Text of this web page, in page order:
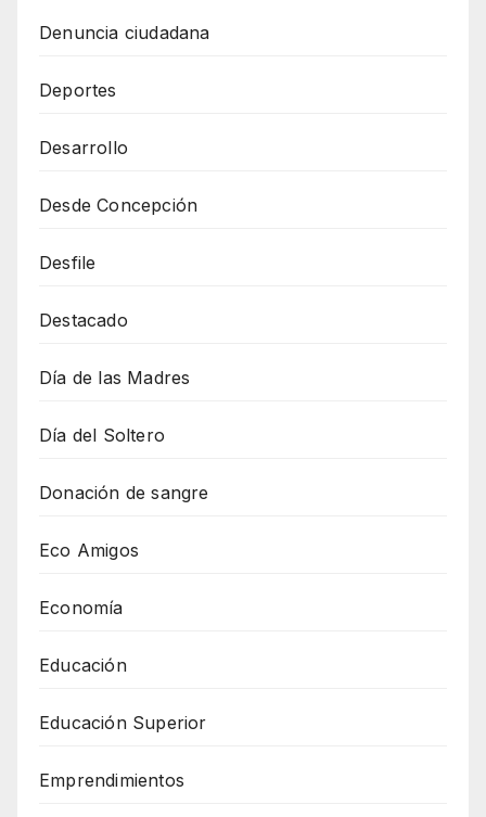
Denuncia ciudadana
Deportes
Desarrollo
Desde Concepción
Desfile
Destacado
Día de las Madres
Día del Soltero
Donación de sangre
Eco Amigos
Economía
Educación
Educación Superior
Emprendimientos